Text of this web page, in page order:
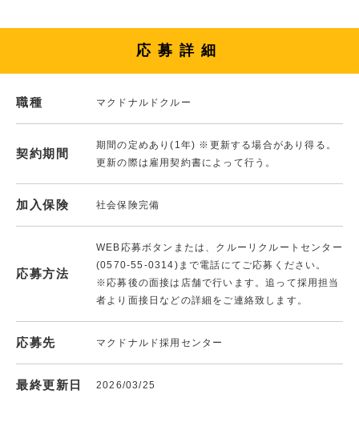
応募詳細
職種 マクドナルドクルー
契約期間
期間の定めあり(1年) ※更新する場合があり得る。
更新の際は雇用契約書によって行う。
加入保険 社会保険完備
応募方法
WEB応募ボタンまたは、クルーリクルートセンター
(0570-55-0314)まで電話にてご応募ください。
※応募後の面接は店舗で行います。追って採用担当
者より面接日などの詳細をご連絡致します。
応募先 マクドナルド採用センター
最終更新日 2026/03/25